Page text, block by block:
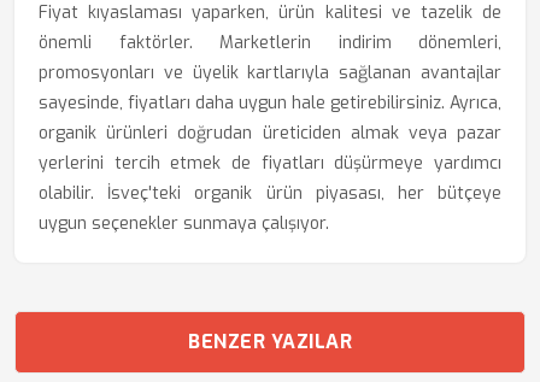
Fiyat kıyaslaması yaparken, ürün kalitesi ve tazelik de
önemli faktörler. Marketlerin indirim dönemleri,
promosyonları ve üyelik kartlarıyla sağlanan avantajlar
sayesinde, fiyatları daha uygun hale getirebilirsiniz. Ayrıca,
organik ürünleri doğrudan üreticiden almak veya pazar
yerlerini tercih etmek de fiyatları düşürmeye yardımcı
olabilir. İsveç'teki organik ürün piyasası, her bütçeye
uygun seçenekler sunmaya çalışıyor.
BENZER YAZILAR